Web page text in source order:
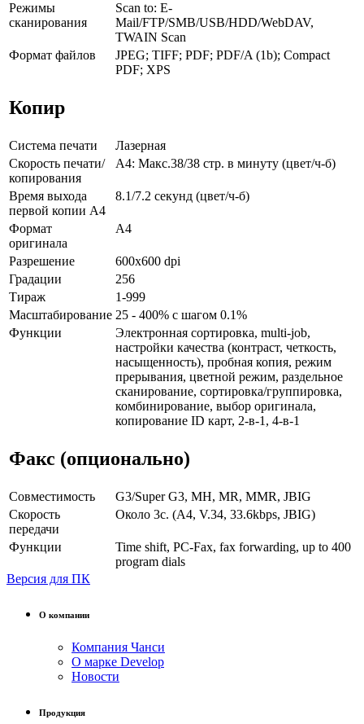
Режимы
сканирования
Scan to: E-
Mail/FTP/SMB/USB/HDD/WebDAV,
TWAIN Scan
Формат файлов
JPEG; TIFF; PDF; PDF/A (1b); Compact
PDF; XPS
Копир
Система печати
Лазерная
Скорость печати/
копирования
A4: Макс.38/38 стр. в минуту (цвет/ч-б)
Время выхода
первой копии А4
8.1/7.2 секунд (цвет/ч-б)
Формат
оригинала
A4
Разрешение
600x600 dpi
Градации
256
Тираж
1-999
Масштабирование 25 - 400% с шагом 0.1%
Функции
Электронная сортировка, multi-job,
настройки качества (контраст, четкость,
насыщенность), пробная копия, режим
прерывания, цветной режим, раздельное
сканирование, сортировка/группировка,
комбинирование, выбор оригинала,
копирование ID карт, 2-в-1, 4-в-1
Факс (опционально)
Совместимость
G3/Super G3, MH, MR, MMR, JBIG
Скорость
передачи
Около 3с. (A4, V.34, 33.6kbps, JBIG)
Функции
Time shift, PC-Fax, fax forwarding, up to 400
program dials
Версия для ПК
О компании
Компания Чанси
О марке Develop
Новости
Продукция